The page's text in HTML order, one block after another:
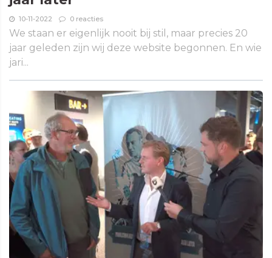
10-11-2022 0 reacties
We staan er eigenlijk nooit bij stil, maar precies 20
jaar geleden zijn wij deze website begonnen. En wie
jari...